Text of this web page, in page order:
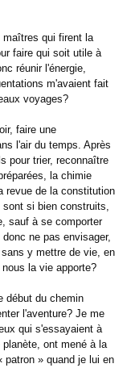
maîtres qui firent la
faire qui soit utile à
réunir l'énergie,
m'avaient fait
voyages?
faire une
l'air du temps. Après
pour trier, reconnaître
la chimie
revue de la constitution
si bien construits,
sauf à se comporter
ne pas envisager,
y mettre de vie, en
la vie apporte?
début du chemin
l'aventure? Je me
qui s'essayaient à
ont mené à la
» quand je lui en